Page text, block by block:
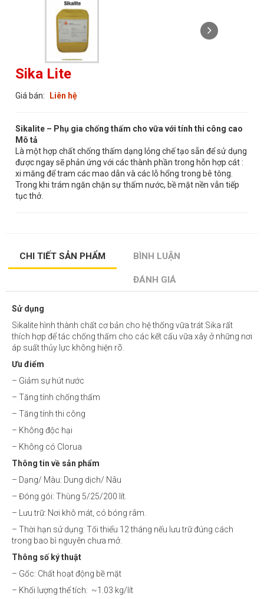
Sika Lite
Giá bán: Liên hệ
Sikalite – Phụ gia chống thấm cho vữa với tính thi công cao
Mô tả
Là một hợp chất chống thấm dạng lỏng chế tạo sẵn để sử dụng
được ngay sẽ phản ứng với các thành phần trong hỗn hợp cát :
xi măng để tram các mao dẫn và các lỗ hổng trong bê tông.
Trong khi trám ngăn chặn sự thấm nước, bề mặt nền vẫn tiếp
tục thở.
CHI TIẾT SẢN PHẨM BÌNH LUẬN
ĐÁNH GIÁ
Sử dụng
Sikalite hình thành chất cơ bản cho hệ thống vữa trát Sika rất
thích hợp để tác chống thấm cho các kết cấu vữa xây ở những nơi
áp suất thủy lực không hiện rõ.
Ưu điểm
– Giảm sự hút nước
– Tăng tính chống thấm
– Tăng tính thi công
– Không độc hại
– Không có Clorua
Thông tin về sản phẩm
– Dạng/ Màu: Dung dịch/ Nâu
– Đóng gói: Thùng 5/25/200 lít.
– Lưu trữ: Nơi khô mát, có bóng râm.
– Thời hạn sử dụng: Tối thiểu 12 tháng nếu lưu trữ đúng cách
trong bao bì nguyên chưa mở.
Thông số ký thuật
– Gốc: Chất hoạt động bề mặt
– Khối lượng thể tích: ~1.03 kg/lít